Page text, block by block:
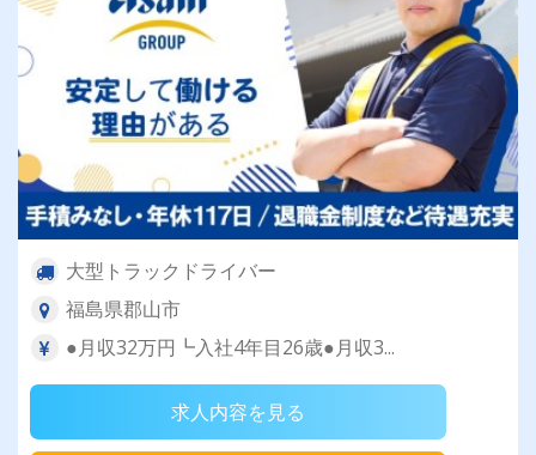
大型トラックドライバー
福島県郡山市
●月収32万円┗入社4年目26歳●月収3...
求人内容を見る